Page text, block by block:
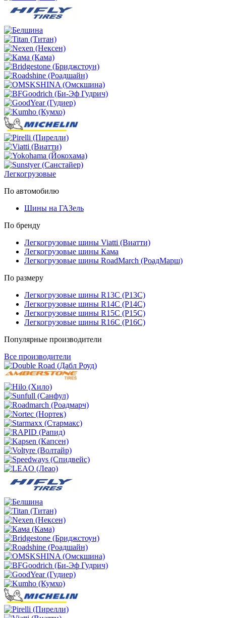
Легкогрузовые
По автомобилю
Шины на ГАЗель
По бренду
Легкогрузовые шины Viatti (Виатти)
Легкогрузовые шины Кама
Легкогрузовые шины RoadMarch (РоадМарш)
По размеру
Легкогрузовые шины R13C (Р13С)
Легкогрузовые шины R14C (Р14С)
Легкогрузовые шины R15C (Р15С)
Легкогрузовые шины R16C (Р16С)
Популярные производители
Все производители